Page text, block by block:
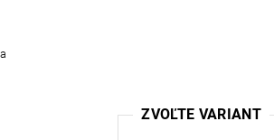
ZVOĽTE VARIANT